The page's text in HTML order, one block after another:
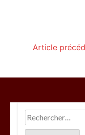
Article